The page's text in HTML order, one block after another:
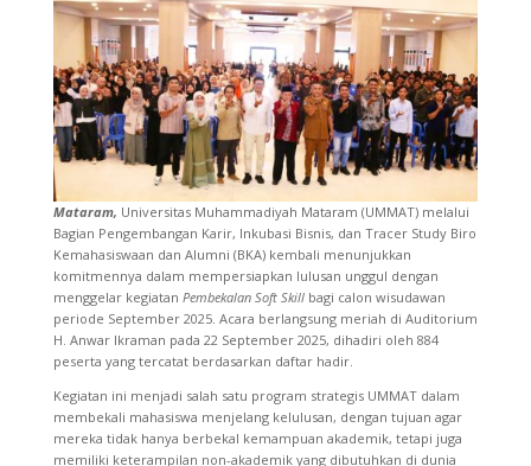
Mataram, Universitas Muhammadiyah Mataram (UMMAT) melalui
Bagian Pengembangan Karir, Inkubasi Bisnis, dan Tracer Study Biro
Kemahasiswaan dan Alumni (BKA) kembali menunjukkan
komitmennya dalam mempersiapkan lulusan unggul dengan
menggelar kegiatan Pembekalan Soft Skillbagi calon wisudawan
periode September 2025. Acara berlangsung meriah di Auditorium
H. Anwar Ikraman pada 22 September 2025, dihadiri oleh 884
peserta yang tercatat berdasarkan daftar hadir.
Kegiatan ini menjadi salah satu program strategis UMMAT dalam
membekali mahasiswa menjelang kelulusan, dengan tujuan agar
mereka tidak hanya berbekal kemampuan akademik, tetapi juga
memiliki keterampilan non-akademik yang dibutuhkan di dunia